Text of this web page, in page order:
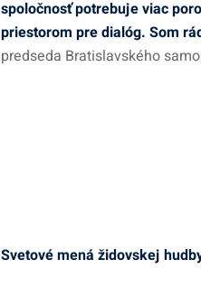
spoločnosť potrebuje viac
priestorom pre dialóg. Som
predseda Bratislavského
Svetové mená židovskej